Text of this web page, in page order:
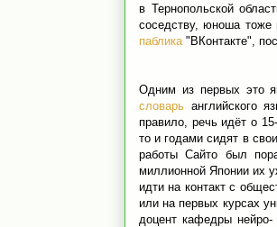
в Тернопольской
соседству, юноша тоже
паблика "ВКонтакте",
Одним из первых это
словарь английского
правило, речь идёт о
то и годами сидят в
работы Сайто был
миллионной Японии их
идти на контакт с
или на первых курсах
доцент кафедры